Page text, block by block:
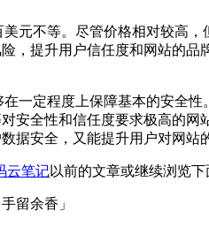
元不等。尽管价格相对较高
提升用户信任度和网站的
定程度上保障基本的安全性
全性和信任度要求极高的
据安全，又能提升用户对网站
云笔记以前的文章或继续浏览
留余香」